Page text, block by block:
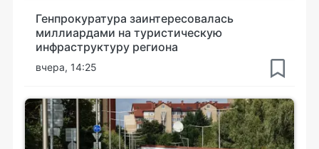
Генпрокуратура заинтересовалась
миллиардами на туристическую
инфраструктуру региона
вчера, 14:25